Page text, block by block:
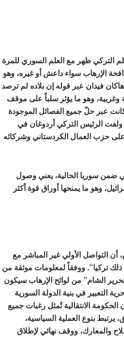
التركي ظهر مع العلم السوري للمرة
الإرهاب سواء داعش أو غيره، وهو
فيدان عبر قوله إن بلاده لم ترصد
استخباراتية تركية وغربية، وهو ما يؤثر سلباً على موقف
كانت عبر حلّ جميع الفصائل الموجودة
ولفت الرئيس التركي أردوغان في
حزب العمال الكردستاني وشركائه
ضمن سوريا الحالية، يعني وصول
وهو ما يمنحها أوراق قوة أكثر
التواصل الأولي غير المباشر مع
تركيا”. ووفقاً لمعلومات موثقة من
الشام” من لوائح الإرهاب سيكون
التعبير في بنية الدولة السورية
الانتقالية تُمثل رغبات جميع
بنوع العملية السياسية،
والمعارك، ووقف نهائي لإطلاق